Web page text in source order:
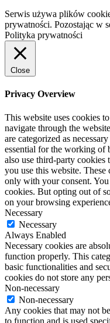
Serwis używa plików
prywatności. Pozostając w
Polityka prywatności
Close
Privacy Overview
This website uses cookies
navigate through the
are categorized as
essential for the working of
also use third-party cookies
you use this website.
only with your consent.
cookies. But opting out of
on your browsing
Necessary
Necessary
Always Enabled
Necessary cookies are
function properly. This
basic functionalities and
cookies do not store any
Non-necessary
Non-necessary
Any cookies that may not
to function and is used